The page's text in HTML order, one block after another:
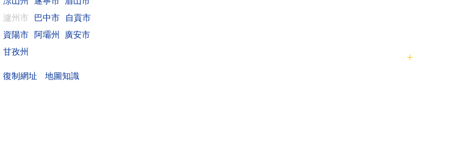
瀘州市
巴中市
自貢市
資陽市
阿壩州
廣安市
甘孜州
地圖知識